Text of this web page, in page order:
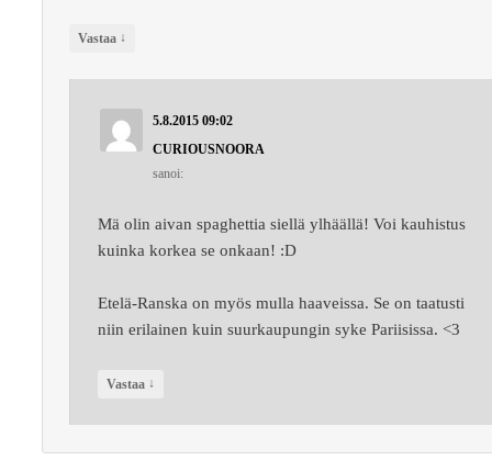
Vastaa ↓
5.8.2015 09:02
CURIOUSNOORA
sanoi:
Mä olin aivan spaghettia siellä ylhäällä! Voi kauhistus
kuinka korkea se onkaan! :D
Etelä-Ranska on myös mulla haaveissa. Se on taatusti
niin erilainen kuin suurkaupungin syke Pariisissa. <3
Vastaa ↓